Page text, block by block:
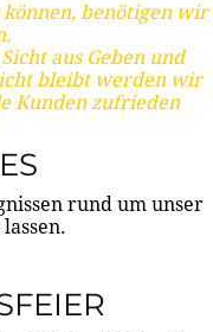
benötigen wir
aus Geben und
bleibt werden wir
Kunden zufrieden
rund um unser